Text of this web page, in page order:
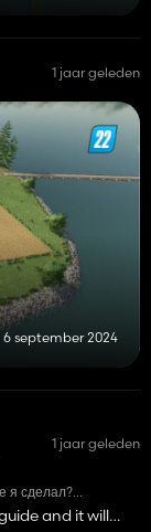
1 jaar geleden
6 september 2024
1 jaar geleden
я сделал?
22-
and it will